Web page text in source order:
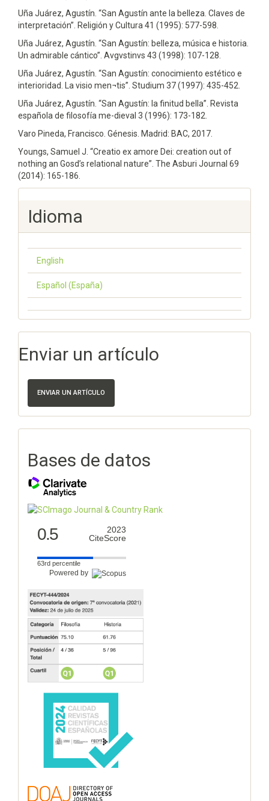
Uña Juárez, Agustín. “San Agustín ante la belleza. Claves de
interpretación”. Religión y Cultura 41 (1995): 577-598.
Uña Juárez, Agustín. “San Agustín: belleza, música e historia.
Un admirable cántico”. Avgvstinvs 43 (1998): 107-128.
Uña Juárez, Agustín. “San Agustín: conocimiento estético e
interioridad. La visio men¬tis”. Studium 37 (1997): 435-452.
Uña Juárez, Agustín. “San Agustín: la finitud bella”. Revista
española de filosofía me-dieval 3 (1996): 173-182.
Varo Pineda, Francisco. Génesis. Madrid: BAC, 2017.
Youngs, Samuel J. “Creatio ex amore Dei: creation out of
nothing an Gosd’s relational nature”. The Asburi Journal 69
(2014): 165-186.
Idioma
English
Español (España)
Enviar un artículo
ENVIAR UN ARTÍCULO
Bases de datos
0.5
2023
CiteScore
63rd percentile
Powered by